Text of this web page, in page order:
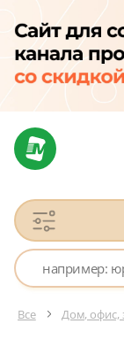
Все Дом, офис,